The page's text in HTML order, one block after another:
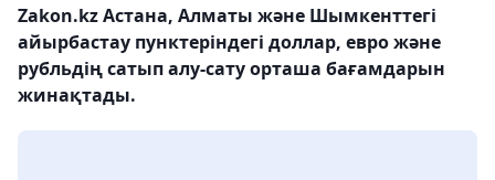
Zakon.kz Астана, Алматы және Шымкенттегі
айырбастау пунктеріндегі доллар, евро және
рубльдің сатып алу-сату орташа бағамдарын
жинақтады.